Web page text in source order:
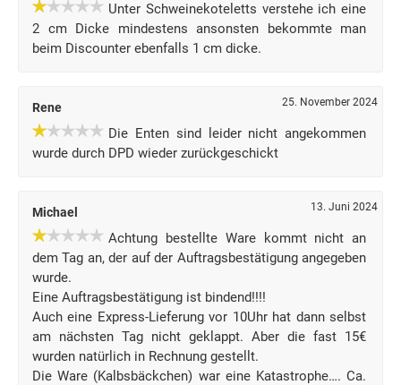
Unter Schweinekoteletts verstehe ich eine
2 cm Dicke mindestens ansonsten bekommte man
beim Discounter ebenfalls 1 cm dicke.
Rene 25. November 2024
Die Enten sind leider nicht angekommen
wurde durch DPD wieder zurückgeschickt
Michael 13. Juni 2024
Achtung bestellte Ware kommt nicht an
dem Tag an, der auf der Auftragsbestätigung angegeben
wurde.
Eine Auftragsbestätigung ist bindend!!!!
Auch eine Express-Lieferung vor 10Uhr hat dann selbst
am nächsten Tag nicht geklappt. Aber die fast 15€
wurden natürlich in Rechnung gestellt.
Die Ware (Kalbsbäckchen) war eine Katastrophe…. Ca.